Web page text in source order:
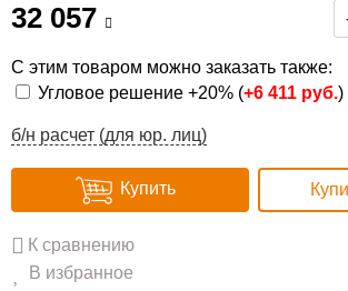
32 057
С этим товаром можно заказать также:
Угловое решение +20% (+6 411 руб.)
б/н расчет (для юр. лиц)
Купить
К сравнению
В избранное